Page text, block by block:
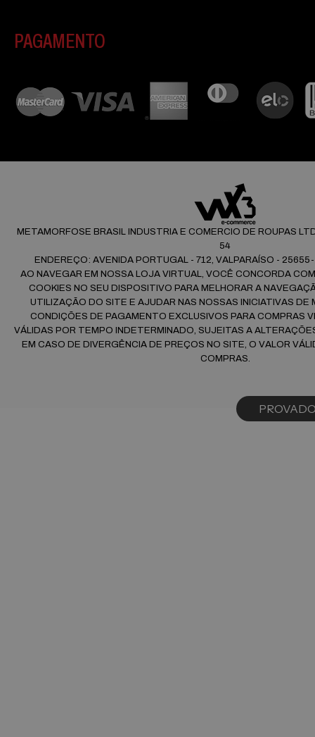
PAGAMENTO
METAMORFOSE BRASIL INDUSTRIA E COMERCIO DE ROUPAS
54
ENDEREÇO: AVENIDA PORTUGAL - 712, VALPARAÍSO -
AO NAVEGAR EM NOSSA LOJA VIRTUAL, VOCÊ CONCORDA
COOKIES NO SEU DISPOSITIVO PARA MELHORAR A
UTILIZAÇÃO DO SITE E AJUDAR NAS NOSSAS INICIATIVAS DE
CONDIÇÕES DE PAGAMENTO EXCLUSIVOS PARA COMPRAS
VÁLIDAS POR TEMPO INDETERMINADO, SUJEITAS A
EM CASO DE DIVERGÊNCIA DE PREÇOS NO SITE, O VALOR
COMPRAS.